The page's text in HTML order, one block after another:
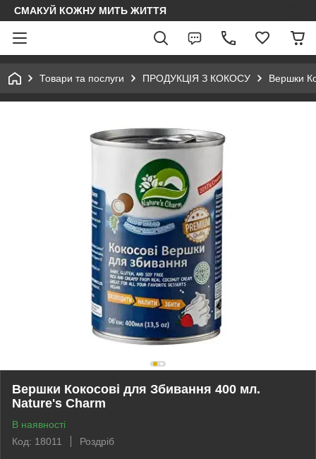
СМАКУЙ КОЖНУ МИТЬ ЖИТТЯ
Товари та послуги ПРОДУКЦІЯ З КОКОСУ Вершки
Вершки Кокосові для Збивання 400 мл.
Nature's Charm
В наявності
Код: 18011
Роздріб